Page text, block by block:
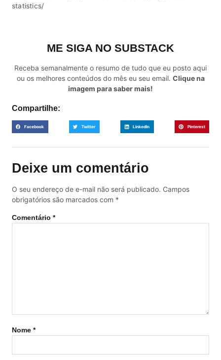
statistics/
ME SIGA NO SUBSTACK
Receba semanalmente o resumo de tudo que eu posto aqui
ou os melhores conteúdos do mês eu seu email. Clique na
imagem para saber mais!
Compartilhe:
Facebook Twitter LinkedIn Pinterest
Deixe um comentário
O seu endereço de e-mail não será publicado. Campos
obrigatórios são marcados com *
Comentário *
Nome *